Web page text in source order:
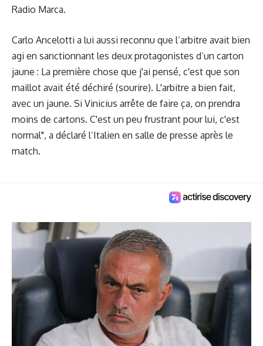
Radio Marca.
Carlo Ancelotti a lui aussi reconnu que l’arbitre avait bien
agi en sanctionnant les deux protagonistes d’un carton
jaune : La première chose que j'ai pensé, c'est que son
maillot avait été déchiré (sourire). L'arbitre a bien fait,
avec un jaune. Si Vinicius arrête de faire ça, on prendra
moins de cartons. C'est un peu frustrant pour lui, c'est
normal", a déclaré l’Italien en salle de presse après le
match.